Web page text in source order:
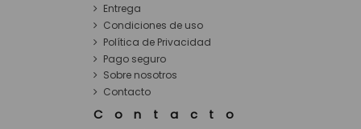
Entrega
Condiciones de uso
Política de Privacidad
Pago seguro
Sobre nosotros
Contacto
Contacto